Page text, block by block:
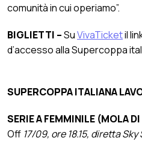
comunità in cui operiamo”.
BIGLIETTI –SuVivaTicketil
d’accesso alla Supercoppa
SUPERCOPPA ITALIANA
SERIE A FEMMINILE (MOLA
Off 17/09, ore 18.15, diretta Sky